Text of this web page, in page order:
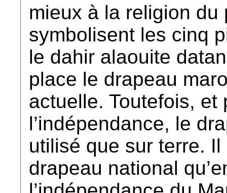
mieux à la religion du
symbolisent les cinq
le dahir alaouite
place le drapeau
actuelle. Toutefois,
l’indépendance, le
utilisé que sur terre. Il
drapeau national